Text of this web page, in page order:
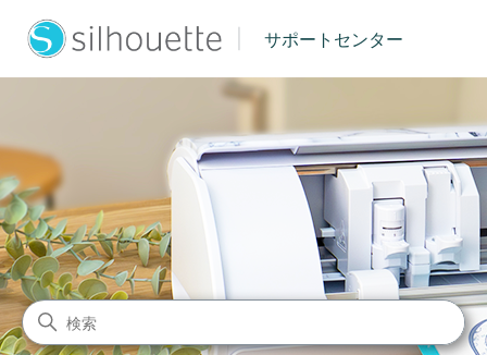
サポートセンター
シルエットジャパン サポート
検索